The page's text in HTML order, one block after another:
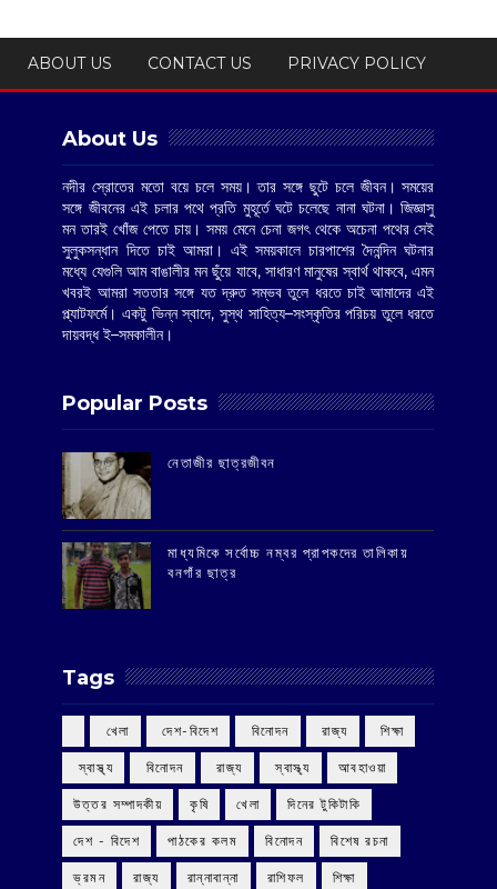
ABOUT US CONTACT US PRIVACY POLICY
About Us
নদীর স্রোতের মতো বয়ে চলে সময়। তার সঙ্গে ছুটে চলে জীবন। সময়ের
সঙ্গে জীবনের এই চলার পথে প্রতি মুহূর্তে ঘটে চলেছে নানা ঘটনা। জিজ্ঞাসু
মন তারই খোঁজ পেতে চায়। সময় মেনে চেনা জগৎ থেকে অচেনা পথের সেই
সুলুকসন্ধান দিতে চাই আমরা। এই সময়কালে চারপাশের দৈনন্দিন ঘটনার
মধ্যে যেগুলি আম বাঙালীর মন ছুঁয়ে যাবে, সাধারণ মানুষের স্বার্থ থাকবে, এমন
খবরই আমরা সততার সঙ্গে যত দ্রুত সম্ভব তুলে ধরতে চাই আমাদের এই
প্ল্যাটফর্মে। একটু ভিন্ন স্বাদে, সুস্থ সাহিত্য–সংস্কৃতির পরিচয় তুলে ধরতে
দায়বদ্ধ ই–সমকালীন।
Popular Posts
‌নেতাজীর ছাত্রজীবন
মাধ্যমিকে সর্বোচ্চ নম্বর প্রাপকদের তালিকায়
বনগাঁর ছাত্র
Tags
‌ খেলা ‌ দেশ-বিদেশ ‌ বিনোদন ‌ রাজ্য ‌ শিক্ষা
‌ স্বাস্থ্য ‌ বিনোদন ‌ রাজ্য ‌ স্বাস্থ্য আবহাওয়া
উত্তর সম্পাদকীয় কৃষি খেলা দিনের টুকিটাকি
দেশ - বিদেশ পাঠকের কলম বিনোদন বিশেষ রচনা
ভ্রমন রাজ্য রান্নাবান্না রাশিফল শিক্ষা